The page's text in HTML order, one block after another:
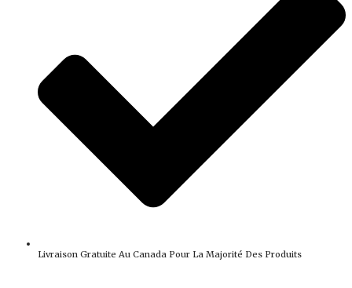
Livraison Gratuite Au Canada Pour La Majorité Des Produits